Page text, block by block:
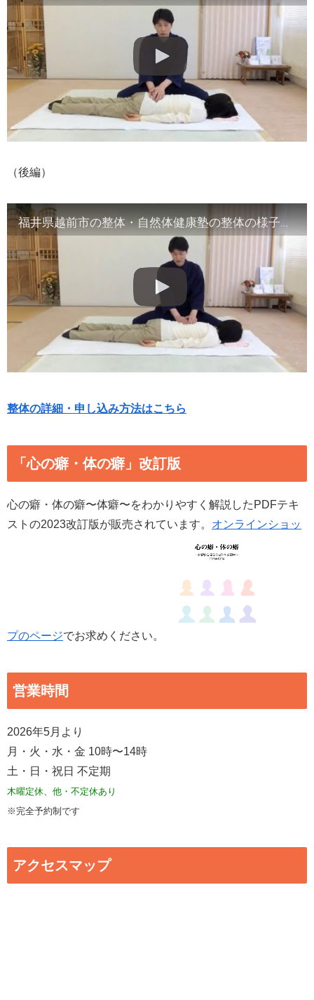
（後編）
福井県越前市の整体・自然体健康塾の整体の様子（2）腹部や首など
整体の詳細・申し込み方法はこちら
「心の癖・体の癖」改訂版
心の癖・体の癖〜体癖〜をわかりやすく解説したPDFテキ
ストの2023改訂版が販売されています。 オンラインショッ
プのページでお求めください。
営業時間
2026年5月より
月・火・水・金 10時〜14時
土・日・祝日 不定期
木曜定休、他・不定休あり
※完全予約制です
アクセスマップ